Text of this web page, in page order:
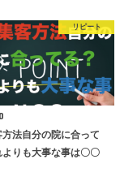
リピート
方法自分の院に合って
よりも大事な事は〇〇